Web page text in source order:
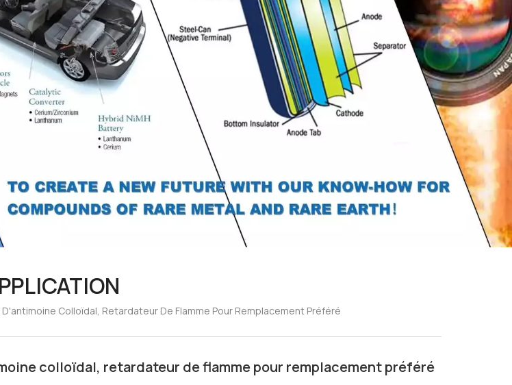
Colloïdal, Retardateur De Flamme Pour Remplacement Préféré
colloïdal, retardateur de flamme pour remplacement préféré